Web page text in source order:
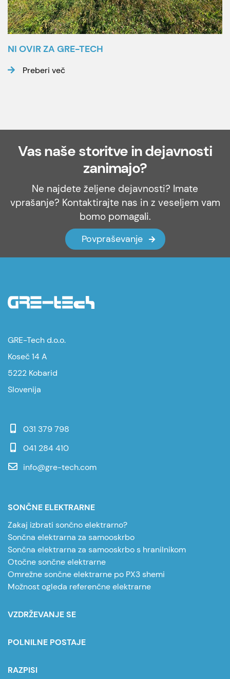
NI OVIR ZA GRE-TECH
Preberi več
Vas naše storitve in dejavnosti
zanimajo?
Ne najdete željene dejavnosti? Imate
vprašanje? Kontaktirajte nas in z veseljem vam
bomo pomagali.
Povpraševanje
GRE-Tech d.o.o.
Koseč 14 A
5222 Kobarid
Slovenija
031 379 798
041 284 410
info@gre-tech.com
SONČNE ELEKTRARNE
Zakaj izbrati sončno elektrarno?
Sončna elektrarna za samooskrbo
Sončna elektrarna za samooskrbo s hranilnikom
Otočne sončne elektrarne
Omrežne sončne elektrarne po PX3 shemi
Možnost ogleda referenčne elektrarne
VZDRŽEVANJE SE
POLNILNE POSTAJE
RAZPISI